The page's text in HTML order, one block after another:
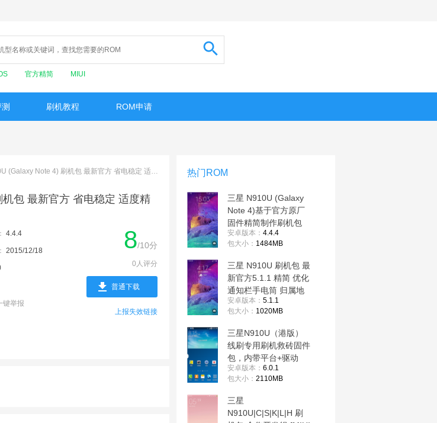
官方精简 MIUI
刷机教程 ROM申请
Note 4) 刷机包 最新官方 省电稳定 适度精简优化版
包 最新官方 省电稳定 适度精
4.4.4
2015/12/18
键举报
8/10分
0人评分
普通下载
上报失效链接
热门ROM
三星 N910U (Galaxy
Note 4)基于官方原厂
固件精简制作刷机包
ROM
安卓版本： 4.4.4
包大小： 1484MB
三星 N910U 刷机包 最
新官方5.1.1 精简 优化
通知栏手电筒 归属地
T9拨号
安卓版本： 5.1.1
包大小： 1020MB
三星N910U（港版）
线刷专用刷机救砖固件
包，内带平台+驱动
+教程!解决手机黑屏/
黑砖/定屏等已测
安卓版本： 6.0.1
包大小： 2110MB
三星
N910U|C|S|K|L|H 刷